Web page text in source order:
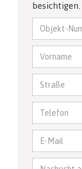
besichtigen.